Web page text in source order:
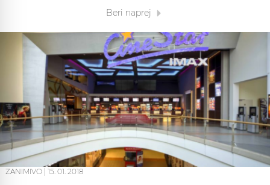
Beri naprej
ZANIMIVO 15. 01. 2018